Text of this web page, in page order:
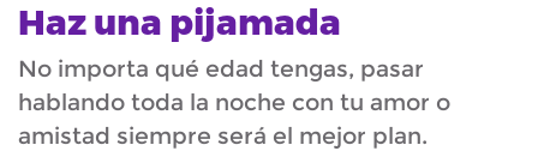
Haz una pijamada
No importa qué edad tengas, pasar
hablando toda la noche con tu amor o
amistad siempre será el mejor plan.